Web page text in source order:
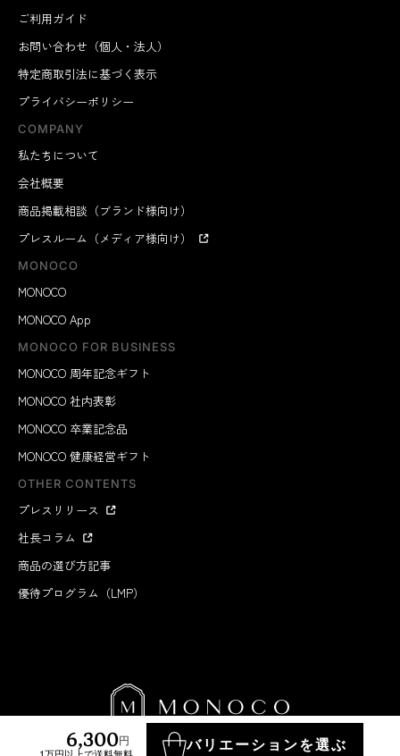
6,300円 バリエーションを選ぶ
ご利用ガイド
お問い合わせ（個人・法人）
特定商取引法に基づく表示
プライバシーポリシー
COMPANY
私たちについて
会社概要
商品掲載相談（ブランド様向け）
プレスルーム（メディア様向け）
MONOCO
MONOCO
MONOCO App
MONOCO FOR BUSINESS
MONOCO 周年記念ギフト
MONOCO 社内表彰
MONOCO 卒業記念品
MONOCO 健康経営ギフト
OTHER CONTENTS
プレスリリース
社長コラム
商品の選び方記事
優待プログラム（LMP）